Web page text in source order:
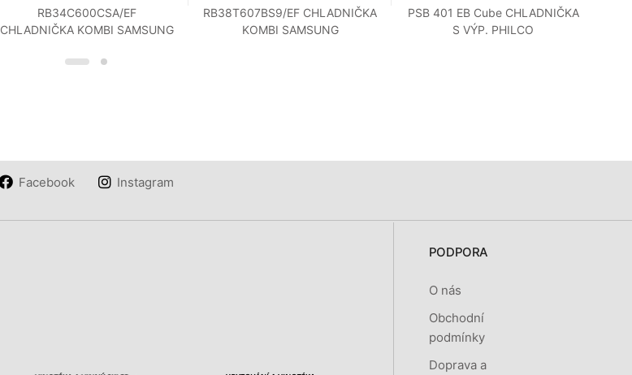
RB34C600CSA/EF
CHLADNIČKA KOMBI SAMSUNG
RB38T607BS9/EF CHLADNIČKA
KOMBI SAMSUNG
PSB 401 EB Cube CHLADNIČKA
S VÝP. PHILCO
Facebook Instagram
PODPORA
O nás
Obchodní
podmínky
Doprava a